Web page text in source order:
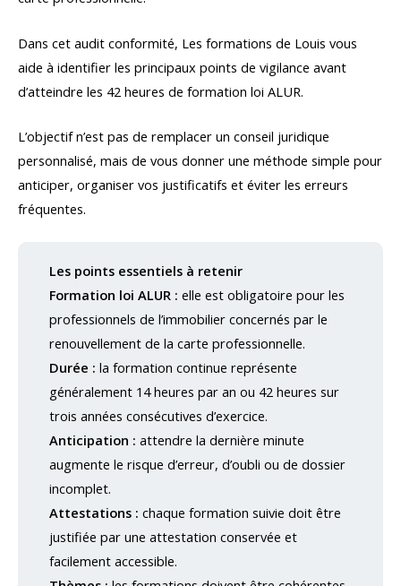
Dans cet audit conformité, Les formations de Louis vous
aide à identifier les principaux points de vigilance avant
d’atteindre les 42 heures de formation loi ALUR.
L’objectif n’est pas de remplacer un conseil juridique
personnalisé, mais de vous donner une méthode simple pour
anticiper, organiser vos justificatifs et éviter les erreurs
fréquentes.
Les points essentiels à retenir
Formation loi ALUR : elle est obligatoire pour les
professionnels de l’immobilier concernés par le
renouvellement de la carte professionnelle.
Durée : la formation continue représente
généralement 14 heures par an ou 42 heures sur
trois années consécutives d’exercice.
Anticipation : attendre la dernière minute
augmente le risque d’erreur, d’oubli ou de dossier
incomplet.
Attestations : chaque formation suivie doit être
justifiée par une attestation conservée et
facilement accessible.